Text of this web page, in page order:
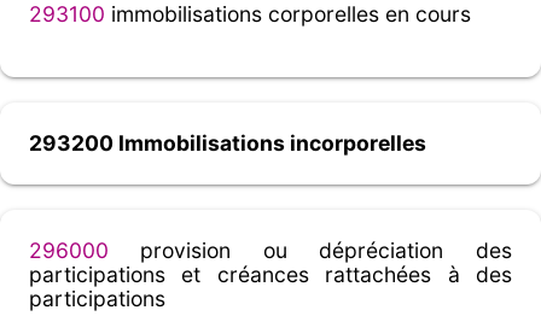
293100 immobilisations corporelles en cours
293200 Immobilisations incorporelles
296000 provision ou dépréciation des
participations et créances rattachées à des
participations